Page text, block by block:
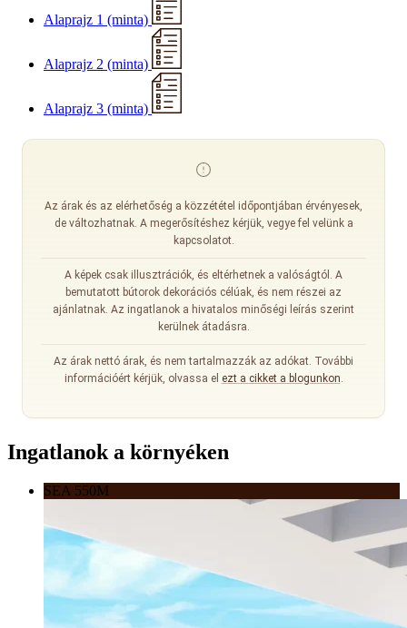
Alaprajz 1 (minta)
Alaprajz 2 (minta)
Alaprajz 3 (minta)
Az árak és az elérhetőség a közzététel időpontjában érvényesek,
de változhatnak. A megerősítéshez kérjük, vegye fel velünk a
kapcsolatot.
A képek csak illusztrációk, és eltérhetnek a valóságtól. A
bemutatott bútorok dekorációs célúak, és nem részei az
ajánlatnak. Az ingatlanok a hivatalos minőségi leírás szerint
kerülnek átadásra.
Az árak nettó árak, és nem tartalmazzák az adókat. További
információért kérjük, olvassa el ezt a cikket a blogunkon.
Ingatlanok a környéken
SEA 550M